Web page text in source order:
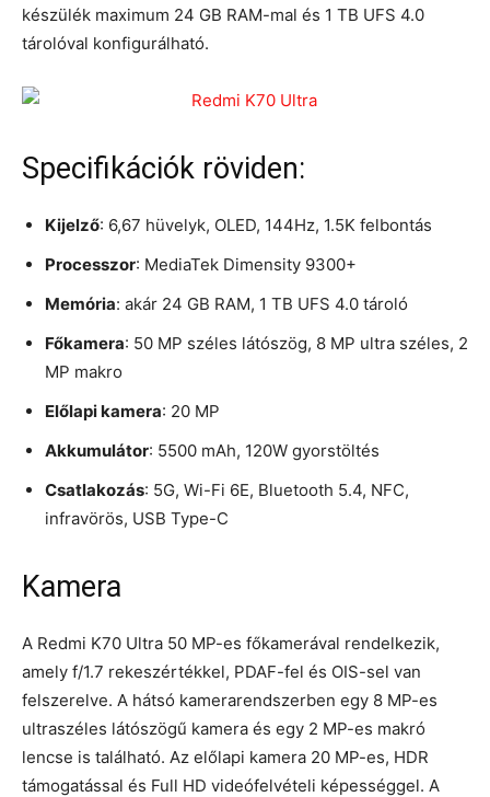
készülék maximum 24 GB RAM-mal és 1 TB UFS 4.0
tárolóval konfigurálható.
Specifikációk röviden:
Kijelző: 6,67 hüvelyk, OLED, 144Hz, 1.5K felbontás
Processzor: MediaTek Dimensity 9300+
Memória: akár 24 GB RAM, 1 TB UFS 4.0 tároló
Főkamera: 50 MP széles látószög, 8 MP ultra széles, 2
MP makro
Előlapi kamera: 20 MP
Akkumulátor: 5500 mAh, 120W gyorstöltés
Csatlakozás: 5G, Wi-Fi 6E, Bluetooth 5.4, NFC,
infravörös, USB Type-C
Kamera
A Redmi K70 Ultra 50 MP-es főkamerával rendelkezik,
amely f/1.7 rekeszértékkel, PDAF-fel és OIS-sel van
felszerelve. A hátsó kamerarendszerben egy 8 MP-es
ultraszéles látószögű kamera és egy 2 MP-es makró
lencse is található. Az előlapi kamera 20 MP-es, HDR
támogatással és Full HD videófelvételi képességgel. A